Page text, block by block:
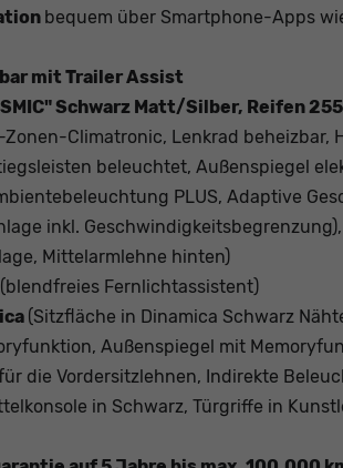
bequem über Smartphone-Apps
mit Trailer Assist
Schwarz Matt/Silber, Reifen
Climatronic, Lenkrad beheizbar,
beleuchtet, Außenspiegel
PLUS, Adaptive
inkl.
Mittelarmlehne hinten)
(blendfreies Fernlichtassistent)
(Sitzfläche in Dinamica Schwarz
Außenspiegel mit
die Vordersitzlehnen, Indirekte
in Schwarz, Türgriffe in